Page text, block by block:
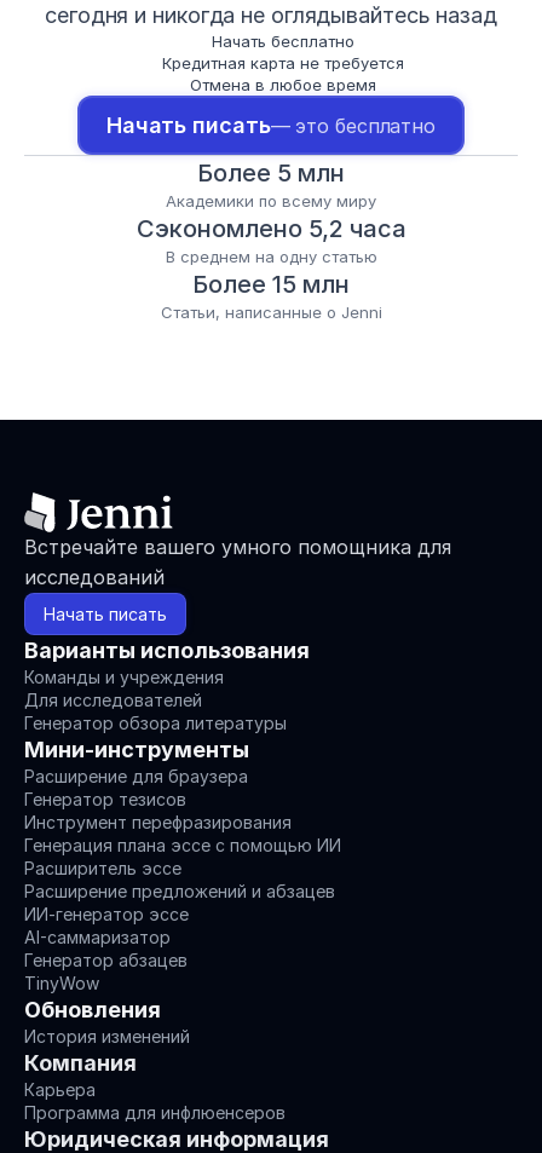
сегодня и никогда не оглядывайтесь назад
Начать бесплатно
Кредитная карта не требуется
Отмена в любое время
Начать писать— это бесплатно
Более 5 млн
Академики по всему миру
Сэкономлено 5,2 часа
В среднем на одну статью
Более 15 млн
Статьи, написанные о Jenni
Встречайте вашего умного помощника для
исследований
Начать писать
Варианты использования
Команды и учреждения
Для исследователей
Генератор обзора литературы
Мини-инструменты
Расширение для браузера
Генератор тезисов
Инструмент перефразирования
Генерация плана эссе с помощью ИИ
Расширитель эссе
Расширение предложений и абзацев
ИИ-генератор эссе
AI-саммаризатор
Генератор абзацев
TinyWow
Обновления
История изменений
Компания
Карьера
Программа для инфлюенсеров
Юридическая информация